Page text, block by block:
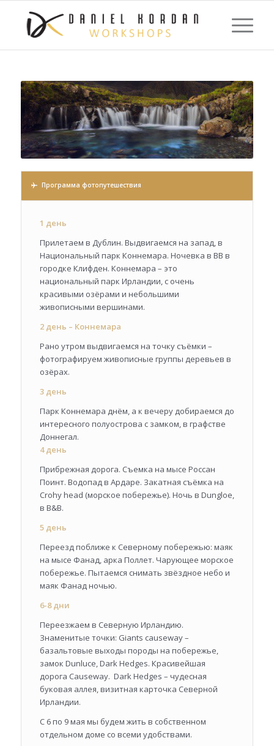
Программа фотопутешествия
1 день
Прилетаем в Дублин. Выдвигаемся на запад, в
Национальный парк Коннемара. Ночевка в ВВ в
городке Клифден. Коннемара – это
национальный парк Ирландии, с очень
красивыми озёрами и небольшими
живописными вершинами.
2 день – Коннемара
Рано утром выдвигаемся на точку съёмки –
фотографируем живописные группы деревьев в
озёрах.
3 день
Парк Коннемара днём, а к вечеру добираемся до
интересного полуострова с замком, в графстве
Доннегал.
4 день
Прибрежная дорога. Съемка на мысе Россан
Поинт. Водопад в Ардаре. Закатная съёмка на
Crohy head (морское побережье). Ночь в Dungloe,
в B&B.
5 день
Переезд поближе к Северному побережью: маяк
на мысе Фанад, арка Поллет. Чарующее морское
побережье. Пытаемся снимать звёздное небо и
маяк Фанад ночью.
6-8 дни
Переезжаем в Северную Ирландию.
Знаменитые точки: Giants causeway –
базальтовые выходы породы на побережье,
замок Dunluce, Dark Hedges. Красивейшая
дорога Causeway. Dark Hedges – чудесная
буковая аллея, визитная карточка Северной
Ирландии.
С 6 по 9 мая мы будем жить в собственном
отдельном доме со всеми удобствами.